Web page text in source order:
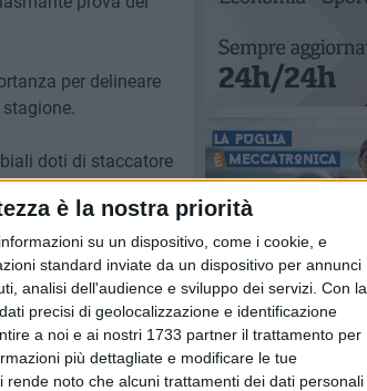
è la nostra priorità
su un dispositivo, come i cookie, e
standard inviate da un dispositivo per annunci
analisi dell'audience e sviluppo dei servizi. Con la
precisi di geolocalizzazione e identificazione
a noi e ai nostri 1733 partner il trattamento per
più dettagliate e modificare le tue
rende noto che alcuni trattamenti dei dati personali
per delineare
doti di staccatore
Rubino è secondo
confrontarsi nelle
pole position, ed
riservato ai primi
la Panigale V4
ed è la moto stradale